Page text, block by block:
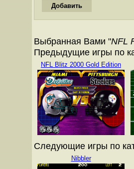
Выбранная Вами "NFL
Предыдущие игры по
NFL Blitz 2000 Gold Edition
Следующие игры по
Nibbler